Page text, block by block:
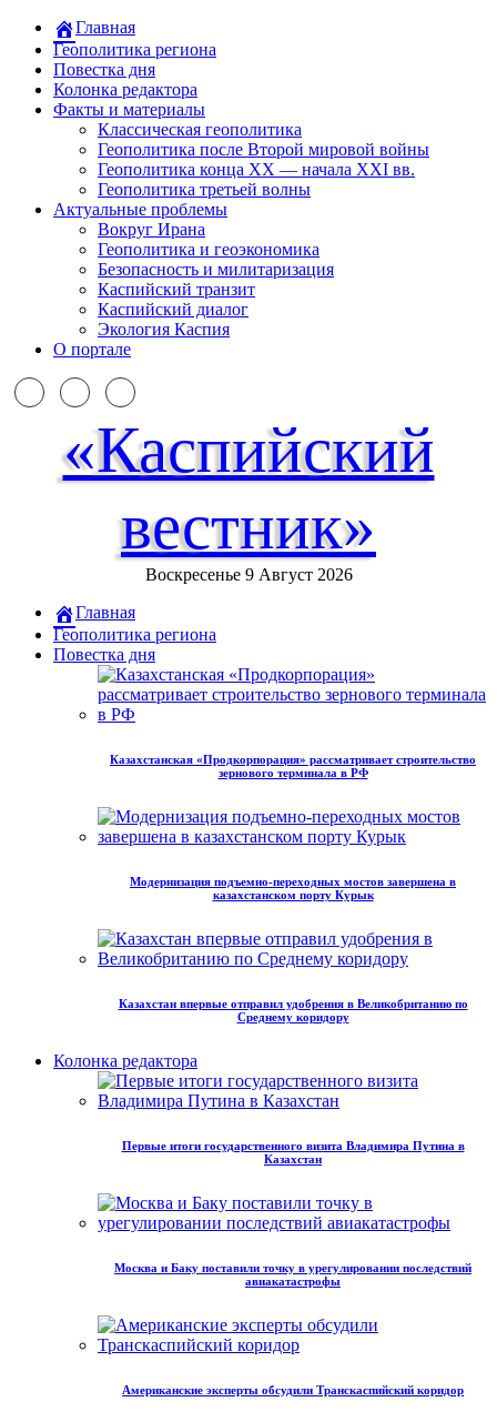
Главная
Геополитика региона
Повестка дня
Колонка редактора
Факты и материалы
Классическая геополитика
Геополитика после Второй мировой войны
Геополитика конца XX — начала XXI вв.
Геополитика третьей волны
Актуальные проблемы
Вокруг Ирана
Геополитика и геоэкономика
Безопасность и милитаризация
Каспийский транзит
Каспийский диалог
Экология Каспия
О портале
«Каспийский
вестник»
Воскресенье 9 Август 2026
Главная
Геополитика региона
Повестка дня
Казахстанская «Продкорпорация» рассматривает строительство
зернового терминала в РФ
Модернизация подъемно-переходных мостов завершена в
казахстанском порту Курык
Казахстан впервые отправил удобрения в Великобританию по
Среднему коридору
Колонка редактора
Первые итоги государственного визита Владимира Путина в
Казахстан
Москва и Баку поставили точку в урегулировании последствий
авиакатастрофы
Американские эксперты обсудили Транскаспийский коридор